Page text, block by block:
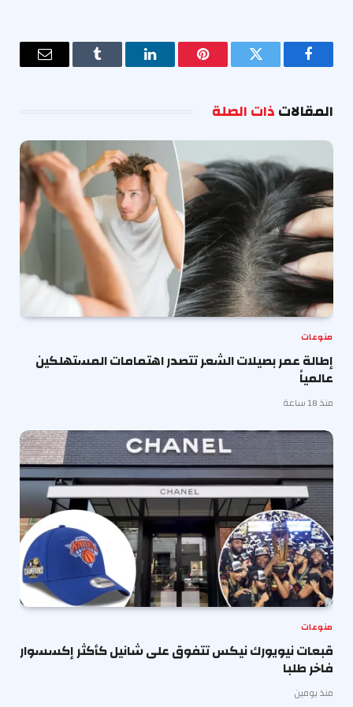
فيسبوك تويتر بينتيريستلينكدإن Tumblr
البريد
المقالاتذات الصلة
منوعات
إطالة عمر بصيلات الشعر تتصدر اهتمامات المستهلكين
عالمياً
منذ 18 ساعة
منوعات
قبعات نيويورك نيكس تتفوق على شانيل كأكثر إكسسوار
فاخر طلبا
منذ يومين